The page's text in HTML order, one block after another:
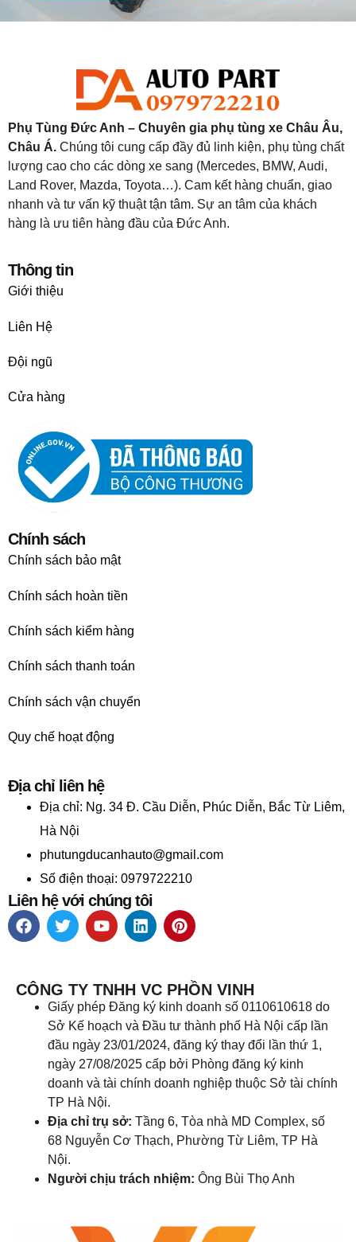
Phụ Tùng Đức Anh – Chuyên gia phụ tùng xe Châu Âu,
Châu Á. Chúng tôi cung cấp đầy đủ linh kiện, phụ tùng chất
lượng cao cho các dòng xe sang (Mercedes, BMW, Audi,
Land Rover, Mazda, Toyota…). Cam kết hàng chuẩn, giao
nhanh và tư vấn kỹ thuật tận tâm. Sự an tâm của khách
hàng là ưu tiên hàng đầu của Đức Anh.
Thông tin
Giới thiệu
Liên Hệ
Đội ngũ
Cửa hàng
Chính sách
Chính sách bảo mật
Chính sách hoàn tiền
Chính sách kiểm hàng
Chính sách thanh toán
Chính sách vận chuyển
Quy chế hoạt động
Địa chỉ liên hệ
Địa chỉ: Ng. 34 Đ. Cầu Diễn, Phúc Diễn, Bắc Từ Liêm,
Hà Nội
phutungducanhauto@gmail.com
Số điện thoại: 0979722210
Liên hệ với chúng tôi
CÔNG TY TNHH VC PHỒN VINH
Giấy phép Đăng ký kinh doanh số 0110610618 do
Sở Kế hoạch và Đầu tư thành phố Hà Nội cấp lần
đầu ngày 23/01/2024, đăng ký thay đổi lần thứ 1,
ngày 27/08/2025 cấp bởi Phòng đăng ký kinh
doanh và tài chính doanh nghiệp thuộc Sở tài chính
TP Hà Nội.
Địa chỉ trụ sở: Tầng 6, Tòa nhà MD Complex, số
68 Nguyễn Cơ Thạch, Phường Từ Liêm, TP Hà
Nội.
Người chịu trách nhiệm: Ông Bùi Thọ Anh